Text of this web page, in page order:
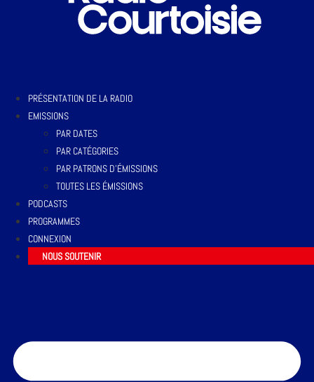
PRÉSENTATION DE LA RADIO
EMISSIONS
PAR DATES
PAR CATÉGORIES
PAR PATRONS D’ÉMISSIONS
TOUTES LES ÉMISSIONS
PODCASTS
PROGRAMMES
CONNEXION
NOUS SOUTENIR